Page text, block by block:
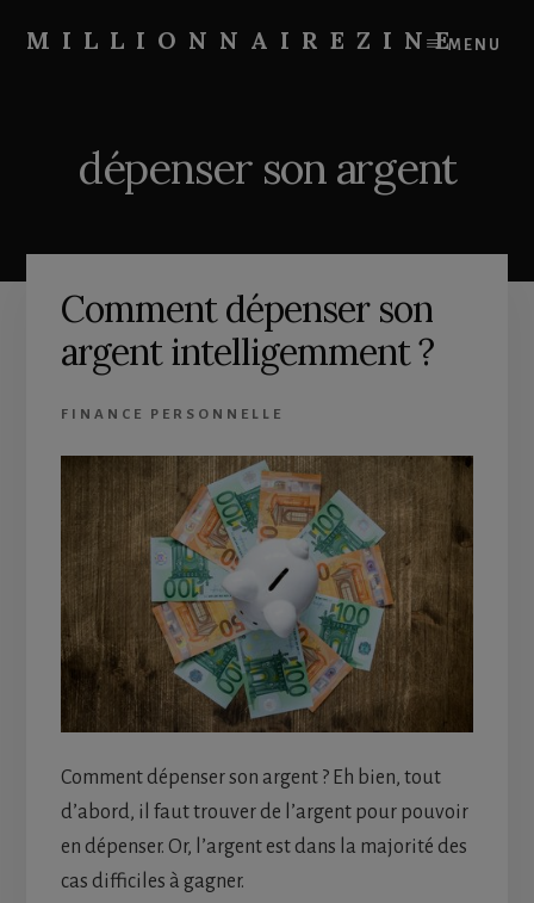
content
primary
MILLIONNAIREZINE
devenir
MENU
dépenser son argent
Comment dépenser son
argent intelligemment ?
FINANCE PERSONNELLE
Comment dépenser son argent ? Eh bien, tout
d’abord, il faut trouver de l’argent pour pouvoir
en dépenser. Or, l’argent est dans la majorité des
cas difficiles à gagner.